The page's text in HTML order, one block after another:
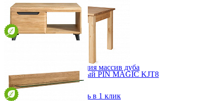
Стол прямоугольный PIN MAGIC KJT8
19 013 ₽
Стол журнальный Анталия массив дуба
от 62 457 ₽
106,7х54х67 см
В корзину
Быстро купить в 1 клик